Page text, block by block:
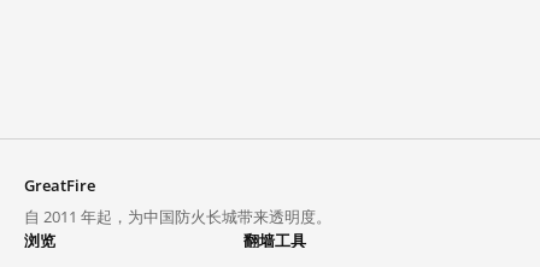
GreatFire
自 2011 年起，为中国防火长城带来透明度。
浏览
翻墙工具